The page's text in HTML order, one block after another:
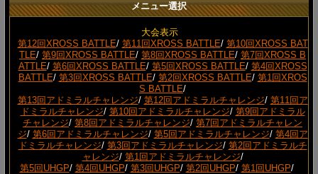
メニュー選択
大会表示
第12回XROSS BATTLE/ 第11回XROSS BATTLE/ 第10回XROSS BAT
TLE/ 第9回XROSS BATTLE/ 第8回XROSS BATTLE/ 第7回XROSS B
ATTLE/ 第6回XROSS BATTLE/ 第5回XROSS BATTLE/ 第4回XROSS
BATTLE/ 第3回XROSS BATTLE/ 第2回XROSS BATTLE/ 第1回XROS
S BATTLE/
第13回アドミラルチャレンジ/ 第12回アドミラルチャレンジ/ 第11回ア
ドミラルチャレンジ/ 第10回アドミラルチャレンジ/ 第9回アドミラル
チャレンジ/ 第8回アドミラルチャレンジ/ 第7回アドミラルチャレン
ジ/ 第6回アドミラルチャレンジ/ 第5回アドミラルチャレンジ/ 第4回ア
ドミラルチャレンジ/ 第3回アドミラルチャレンジ/ 第2回アドミラルチ
ャレンジ/ 第1回アドミラルチャレンジ/
第5回UHGP/ 第4回UHGP/ 第3回UHGP/ 第2回UHGP/ 第1回UHGP/